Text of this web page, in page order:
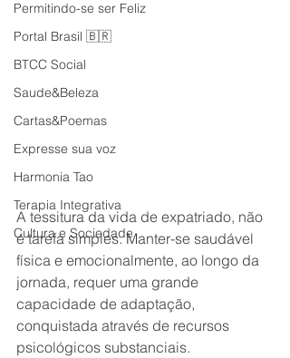
Permitindo-se ser Feliz
Portal Brasil 🇧🇷
BTCC Social
Saude&Beleza
Cartas&Poemas
Expresse sua voz
Harmonia Tao
Terapia Integrativa
Cultura e Sociedade
A tessitura da vida de expatriado, não
é tarefa simples. Manter-se saudável
física e emocionalmente, ao longo da
jornada, requer uma grande
capacidade de adaptação,
conquistada através de recursos
psicológicos substanciais.